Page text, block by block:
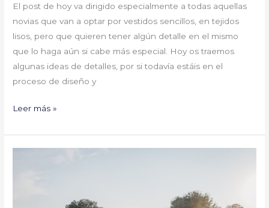
El post de hoy va dirigido especialmente a todas aquellas
novias que van a optar por vestidos sencillos, en tejidos
lisos, pero que quieren tener algún detalle en el mismo
que lo haga aún si cabe más especial. Hoy os traemos
algunas ideas de detalles, por si todavía estáis en el
proceso de diseño y
Leer más »
#YaSeHanCasado